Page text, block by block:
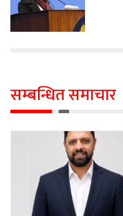
सम्बन्धित समाचार